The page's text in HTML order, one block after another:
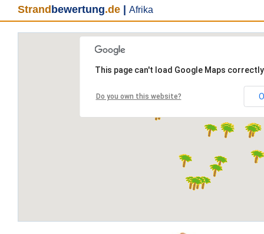
Strand bewertung.de Afrika
This page can't load Google Maps
Do you own this website?